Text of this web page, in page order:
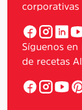
corporativas
Síguenos en
de recetas